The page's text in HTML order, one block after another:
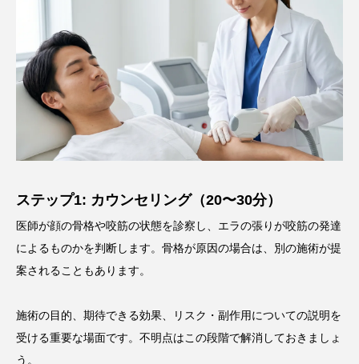
ステップ1: カウンセリング（20〜30分）
医師が顔の骨格や咬筋の状態を診察し、エラの張りが咬筋の発達
によるものかを判断します。骨格が原因の場合は、別の施術が提
案されることもあります。
施術の目的、期待できる効果、リスク・副作用についての説明を
受ける重要な場面です。不明点はこの段階で解消しておきましょ
う。